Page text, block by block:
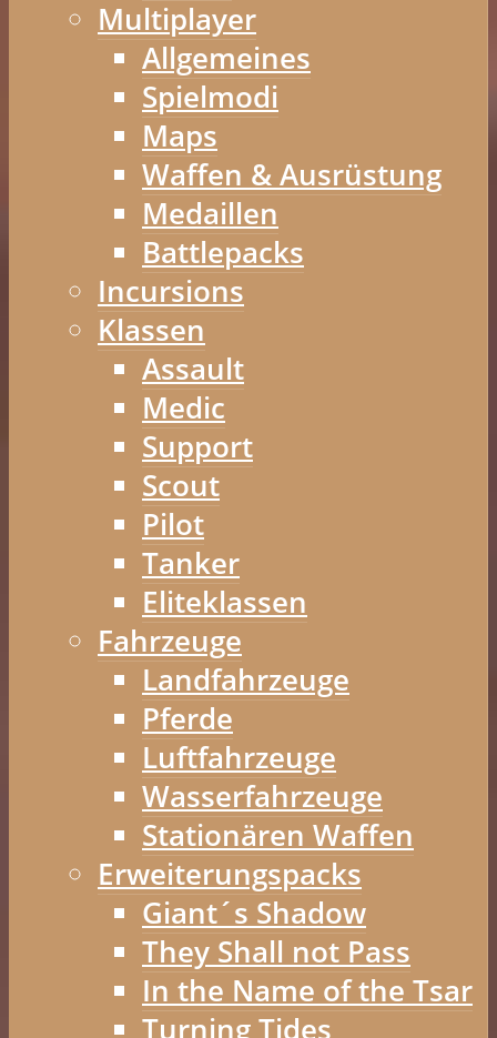
Multiplayer
Allgemeines
Spielmodi
Maps
Waffen & Ausrüstung
Medaillen
Battlepacks
Incursions
Klassen
Assault
Medic
Support
Scout
Pilot
Tanker
Eliteklassen
Fahrzeuge
Landfahrzeuge
Pferde
Luftfahrzeuge
Wasserfahrzeuge
Stationären Waffen
Erweiterungspacks
Giant´s Shadow
They Shall not Pass
In the Name of the Tsar
Turning Tides